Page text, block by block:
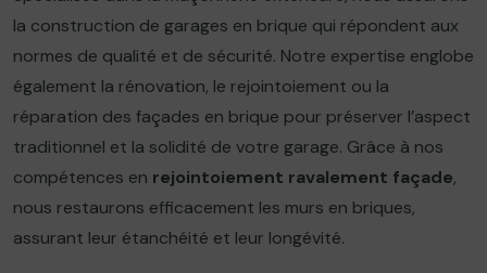
la construction de garages en brique qui répondent aux
normes de qualité et de sécurité. Notre expertise englobe
également la rénovation, le rejointoiement ou la
réparation des façades en brique pour préserver l’aspect
traditionnel et la solidité de votre garage. Grâce à nos
compétences en rejointoiement ravalement façade,
nous restaurons efficacement les murs en briques,
assurant leur étanchéité et leur longévité.